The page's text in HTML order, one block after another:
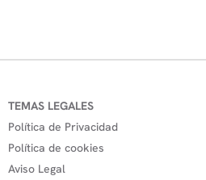
TEMAS LEGALES
Política de Privacidad
Política de cookies
Aviso Legal